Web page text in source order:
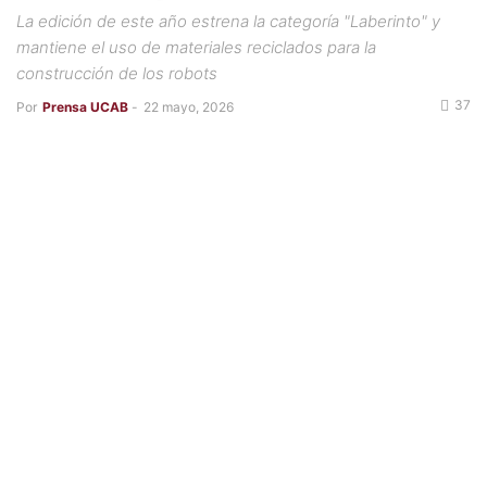
La edición de este año estrena la categoría "Laberinto" y
mantiene el uso de materiales reciclados para la
construcción de los robots
Por Prensa UCAB - 22 mayo, 2026 37